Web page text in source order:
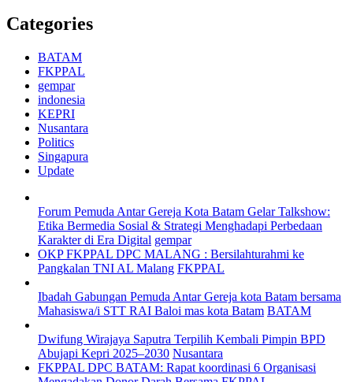
Categories
BATAM
FKPPAL
gempar
indonesia
KEPRI
Nusantara
Politics
Singapura
Update
Forum Pemuda Antar Gereja Kota Batam Gelar Talkshow:
Etika Bermedia Sosial & Strategi Menghadapi Perbedaan
Karakter di Era Digital gempar
OKP FKPPAL DPC MALANG : Bersilahturahmi ke
Pangkalan TNI AL Malang FKPPAL
Ibadah Gabungan Pemuda Antar Gereja kota Batam bersama
Mahasiswa/i STT RAI Baloi mas kota Batam BATAM
Dwifung Wirajaya Saputra Terpilih Kembali Pimpin BPD
Abujapi Kepri 2025–2030 Nusantara
FKPPAL DPC BATAM: Rapat koordinasi 6 Organisasi